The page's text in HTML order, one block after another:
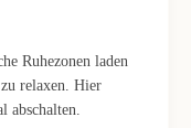
Ruhezonen laden
relaxen. Hier
abschalten.